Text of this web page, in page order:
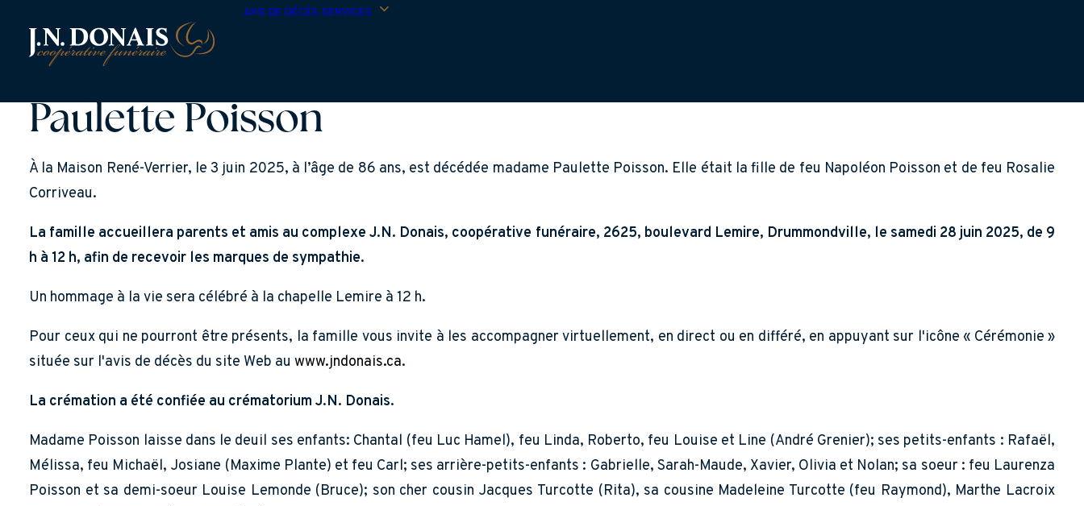
AVIS DE DÉCÈS SERVICES
Paulette Poisson
À la Maison René-Verrier, le 3 juin 2025, à l’âge de 86 ans, est décédée madame Paulette Poisson. Elle était la fille de feu Napoléon Poisson et de feu Rosalie
Corriveau.
La famille accueillera parents et amis au complexe J.N. Donais, coopérative funéraire, 2625, boulevard Lemire, Drummondville, le samedi 28 juin 2025, de 9
h à 12 h, afin de recevoir les marques de sympathie.
Un hommage à la vie sera célébré à la chapelle Lemire à 12 h.
Pour ceux qui ne pourront être présents, la famille vous invite à les accompagner virtuellement, en direct ou en différé, en appuyant sur l'icône « Cérémonie »
située sur l'avis de décès du site Web au www.jndonais.ca.
La crémation a été confiée au crématorium J.N. Donais.
Madame Poisson laisse dans le deuil ses enfants: Chantal (feu Luc Hamel), feu Linda, Roberto, feu Louise et Line (André Grenier); ses petits-enfants : Rafaël,
Mélissa, feu Michaël, Josiane (Maxime Plante) et feu Carl; ses arrière-petits-enfants : Gabrielle, Sarah-Maude, Xavier, Olivia et Nolan; sa soeur : feu Laurenza
Poisson et sa demi-soeur Louise Lemonde (Bruce); son cher cousin Jacques Turcotte (Rita), sa cousine Madeleine Turcotte (feu Raymond), Marthe Lacroix